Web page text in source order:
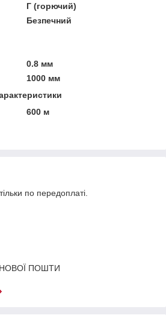
Г (горючий)
Безпечний
0.8 мм
1000 мм
600 м
по передоплаті.
НОВОЇ ПОШТИ